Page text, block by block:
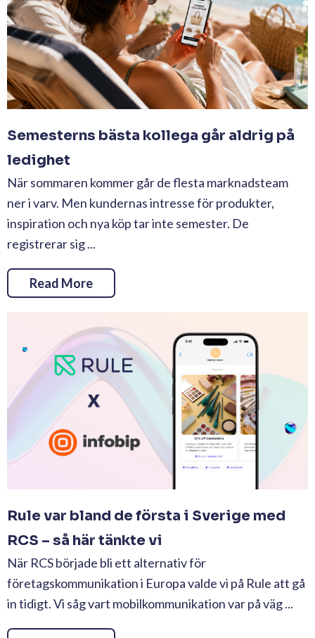
Semesterns bästa kollega går aldrig på
ledighet
När sommaren kommer går de flesta marknadsteam
ner i varv. Men kundernas intresse för produkter,
inspiration och nya köp tar inte semester. De
registrerar sig ...
Read More
Rule var bland de första i Sverige med
RCS – så här tänkte vi
När RCS började bli ett alternativ för
företagskommunikation i Europa valde vi på Rule att gå
in tidigt. Vi såg vart mobilkommunikation var på väg ...